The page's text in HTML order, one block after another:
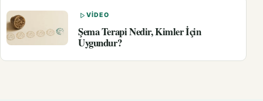
VIDEO
Şema Terapi Nedir, Kimler İçin
Uygundur?